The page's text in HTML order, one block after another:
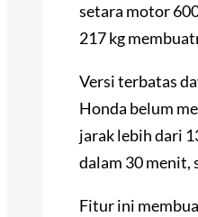
setara motor
217 kg
Versi terbatas
Honda belum
jarak lebih dari
dalam 30 menit,
Fitur ini